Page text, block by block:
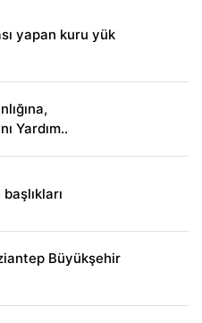
yapan kuru yük
Yardım..
Büyükşehir